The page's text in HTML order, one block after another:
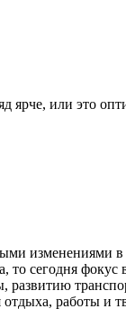
ярче, или это
изменениями
то сегодня
работы и